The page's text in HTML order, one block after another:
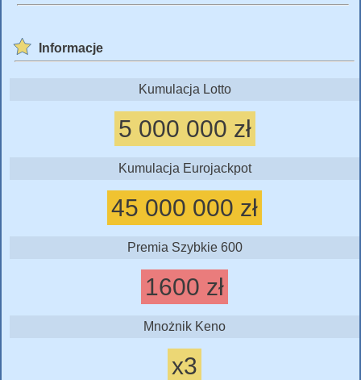
Informacje
Kumulacja Lotto
5 000 000 zł
Kumulacja Eurojackpot
45 000 000 zł
Premia Szybkie 600
1600 zł
Mnożnik Keno
x3